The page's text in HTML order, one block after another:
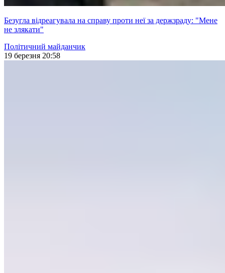
Безугла відреагувала на справу проти неї за держзраду: "Мене
не злякати"
Політичний майданчик
19 березня 20:58